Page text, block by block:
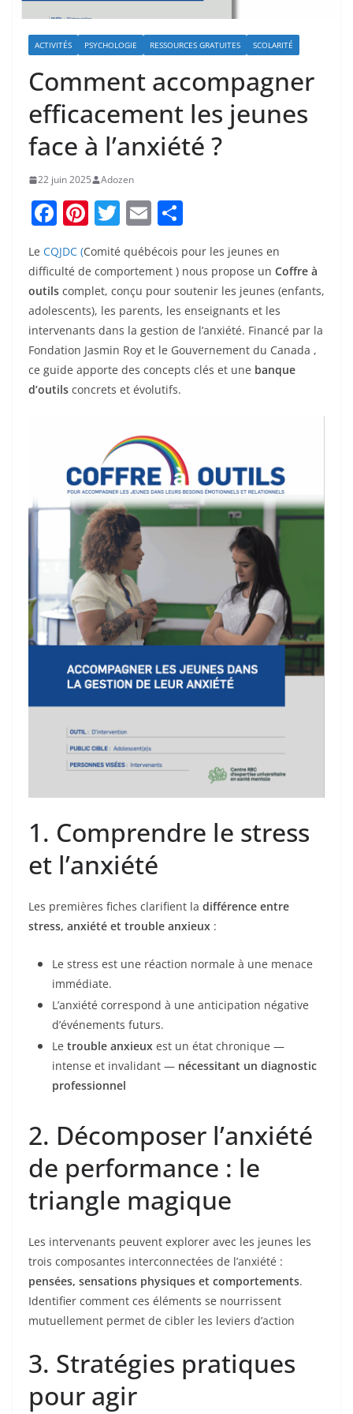
ACTIVITÉS PSYCHOLOGIE RESSOURCES GRATUITES SCOLARITÉ
Comment accompagner
efficacement les jeunes
face à l’anxiété ?
22 juin 2025 Adozen
F
c
e
b
o
o
k
Pi
nt
er
e
st
T
itt
er
E
m
ai
l
ta
g
er
Le CQJDC (Comité québécois pour les jeunes en
difficulté de comportement ) nous propose un Coffre à
outils complet, conçu pour soutenir les jeunes (enfants,
adolescents), les parents, les enseignants et les
intervenants dans la gestion de l’anxiété. Financé par la
Fondation Jasmin Roy et le Gouvernement du Canada ,
ce guide apporte des concepts clés et une banque
d’outils concrets et évolutifs.
1. Comprendre le stress
et l’anxiété
Les premières fiches clarifient la différence entre
stress, anxiété et trouble anxieux :
Le stress est une réaction normale à une menace
immédiate.
L’anxiété correspond à une anticipation négative
d’événements futurs.
Le trouble anxieux est un état chronique —
intense et invalidant — nécessitant un diagnostic
professionnel
2. Décomposer l’anxiété
de performance : le
triangle magique
Les intervenants peuvent explorer avec les jeunes les
trois composantes interconnectées de l’anxiété :
pensées, sensations physiques et comportements.
Identifier comment ces éléments se nourrissent
mutuellement permet de cibler les leviers d’action
3. Stratégies pratiques
pour agir